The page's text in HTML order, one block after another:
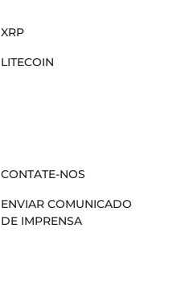
XRP
LITECOIN
CONTATE-NOS
ENVIAR COMUNICADO
DE IMPRENSA